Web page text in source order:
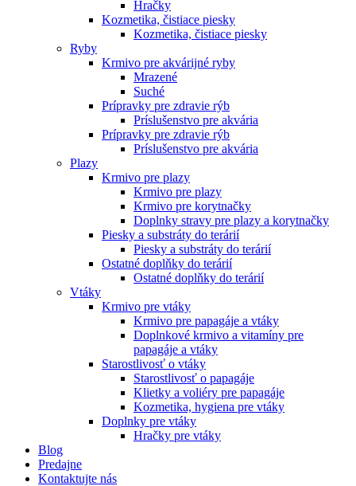
Hračky
Kozmetika, čistiace piesky
Kozmetika, čistiace piesky
Ryby
Krmivo pre akvárijné ryby
Mrazené
Suché
Prípravky pre zdravie rýb
Príslušenstvo pre akvária
Prípravky pre zdravie rýb
Príslušenstvo pre akvária
Plazy
Krmivo pre plazy
Krmivo pre plazy
Krmivo pre korytnačky
Doplnky stravy pre plazy a korytnačky
Piesky a substráty do terárií
Piesky a substráty do terárií
Ostatné doplňky do terárií
Ostatné doplňky do terárií
Vtáky
Krmivo pre vtáky
Krmivo pre papagáje a vtáky
Doplnkové krmivo a vitamíny pre
papagáje a vtáky
Starostlivosť o vtáky
Starostlivosť o papagáje
Klietky a voliéry pre papagáje
Kozmetika, hygiena pre vtáky
Doplnky pre vtáky
Hračky pre vtáky
Blog
Predajne
Kontaktujte nás